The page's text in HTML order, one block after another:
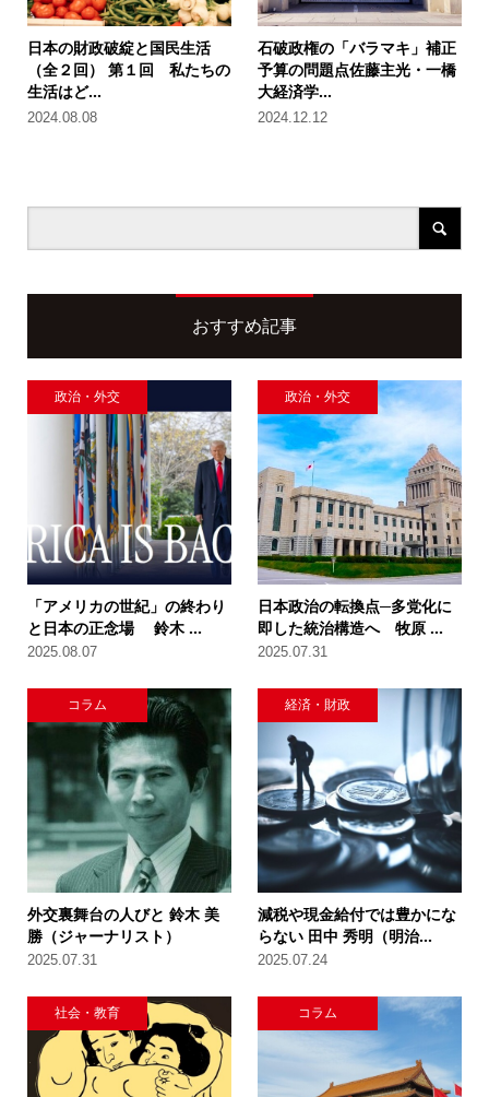
日本の財政破綻と国民生活
（全２回） 第１回 私たちの
生活はど...
2024.08.08
石破政権の「バラマキ」補正
予算の問題点佐藤主光・一橋
大経済学...
2024.12.12
おすすめ記事
政治・外交
「アメリカの世紀」の終わり
と日本の正念場 鈴木 ...
2025.08.07
政治・外交
日本政治の転換点─多党化に
即した統治構造へ 牧原 ...
2025.07.31
コラム
外交裏舞台の人びと 鈴木 美
勝（ジャーナリスト）
2025.07.31
経済・財政
減税や現金給付では豊かにな
らない 田中 秀明（明治...
2025.07.24
社会・教育 コラム